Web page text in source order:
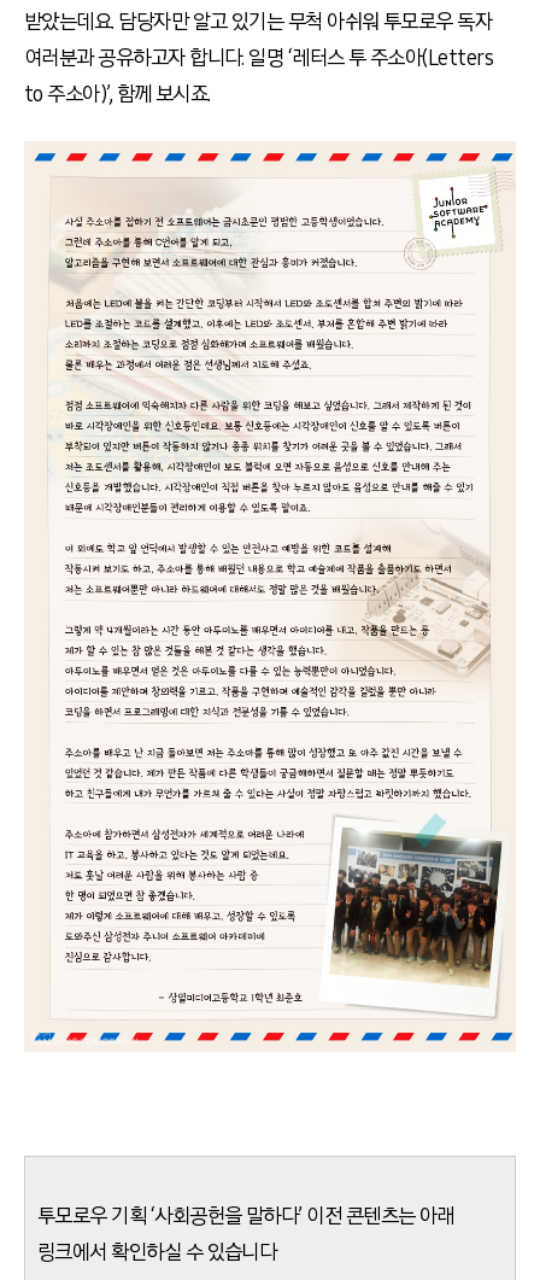
받았는데요. 담당자만 알고 있기는 무척 아쉬워 투모로우 독자
여러분과 공유하고자 합니다. 일명 ‘레터스 투 주소아(Letters
to 주소아)’, 함께 보시죠.
투모로우 기획 ‘사회공헌을 말하다’ 이전 콘텐츠는 아래
링크에서 확인하실 수 있습니다